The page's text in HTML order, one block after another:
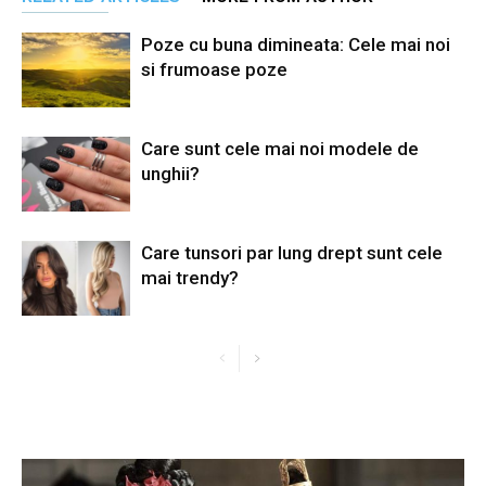
Poze cu buna dimineata: Cele mai noi
si frumoase poze
Care sunt cele mai noi modele de
unghii?
Care tunsori par lung drept sunt cele
mai trendy?